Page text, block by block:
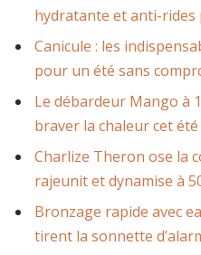
hydratante et anti-
Canicule : les
pour un été sans
Le débardeur Mango à
braver la chaleur cet été
Charlize Theron ose la
rajeunit et dynamise à
Bronzage rapide avec
tirent la sonnette